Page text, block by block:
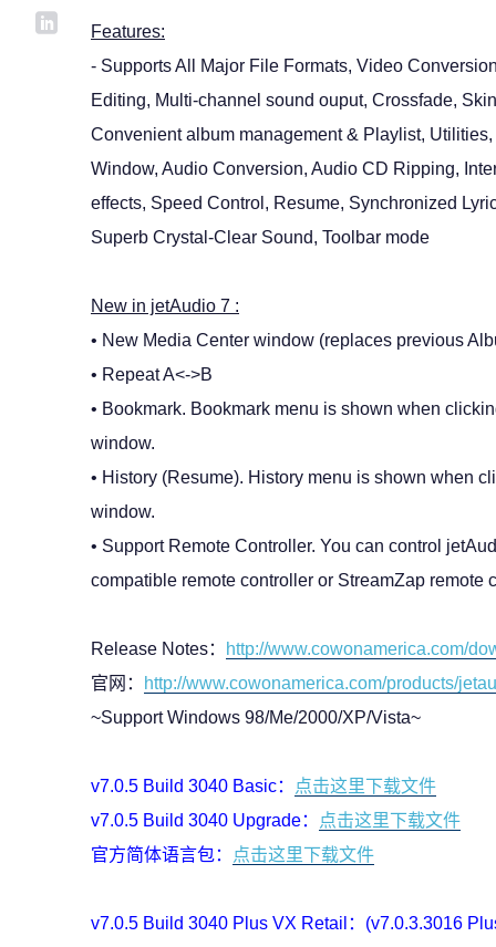
Features:
- Supports All Major File Formats, Video
Editing, Multi-channel sound ouput, Crossfade,
Convenient album management & Playlist,
Window, Audio Conversion, Audio CD Ripping,
effects, Speed Control, Resume, Synchronized
Superb Crystal-Clear Sound, Toolbar mode
New in jetAudio 7 :
• New Media Center window (replaces previous
• Repeat A<->B
• Bookmark. Bookmark menu is shown when
window.
• History (Resume). History menu is shown when
window.
• Support Remote Controller. You can control
compatible remote controller or StreamZap remote
Release Notes：
http://www.cowonamerica.com/
官网：
http://www.cowonamerica.com/products/
~Support Windows 98/Me/2000/XP/Vista~
v7.0.5 Build 3040 Basic：
点击这里下载文件
v7.0.5 Build 3040 Upgrade：
点击这里下载文件
官方简体语言包：
点击这里下载文件
v7.0.5 Build 3040 Plus VX Retail：(v7.0.3.3016